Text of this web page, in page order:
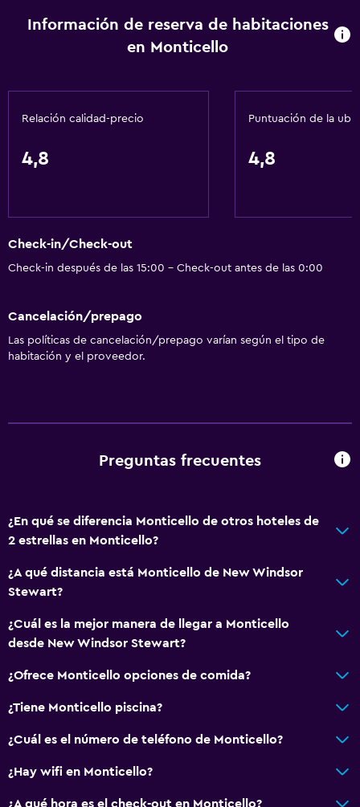
Información de reserva de habitaciones
en Monticello
Relación calidad-precio
4,8
Puntuación de la
4,8
Check-in/Check-out
Check-in después de las 15:00 - Check-out antes de las 0:00
Cancelación/prepago
Las políticas de cancelación/prepago varían según el tipo de
habitación y el proveedor.
Preguntas frecuentes
¿En qué se diferencia Monticello de otros hoteles de
2 estrellas en Monticello?
¿A qué distancia está Monticello de New Windsor
Stewart?
¿Cuál es la mejor manera de llegar a Monticello
desde New Windsor Stewart?
¿Ofrece Monticello opciones de comida?
¿Tiene Monticello piscina?
¿Cuál es el número de teléfono de Monticello?
¿Hay wifi en Monticello?
¿A qué hora es el check-out en Monticello?